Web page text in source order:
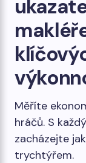
Měříte
hráčů. S
zacházejte
trychtýřem.